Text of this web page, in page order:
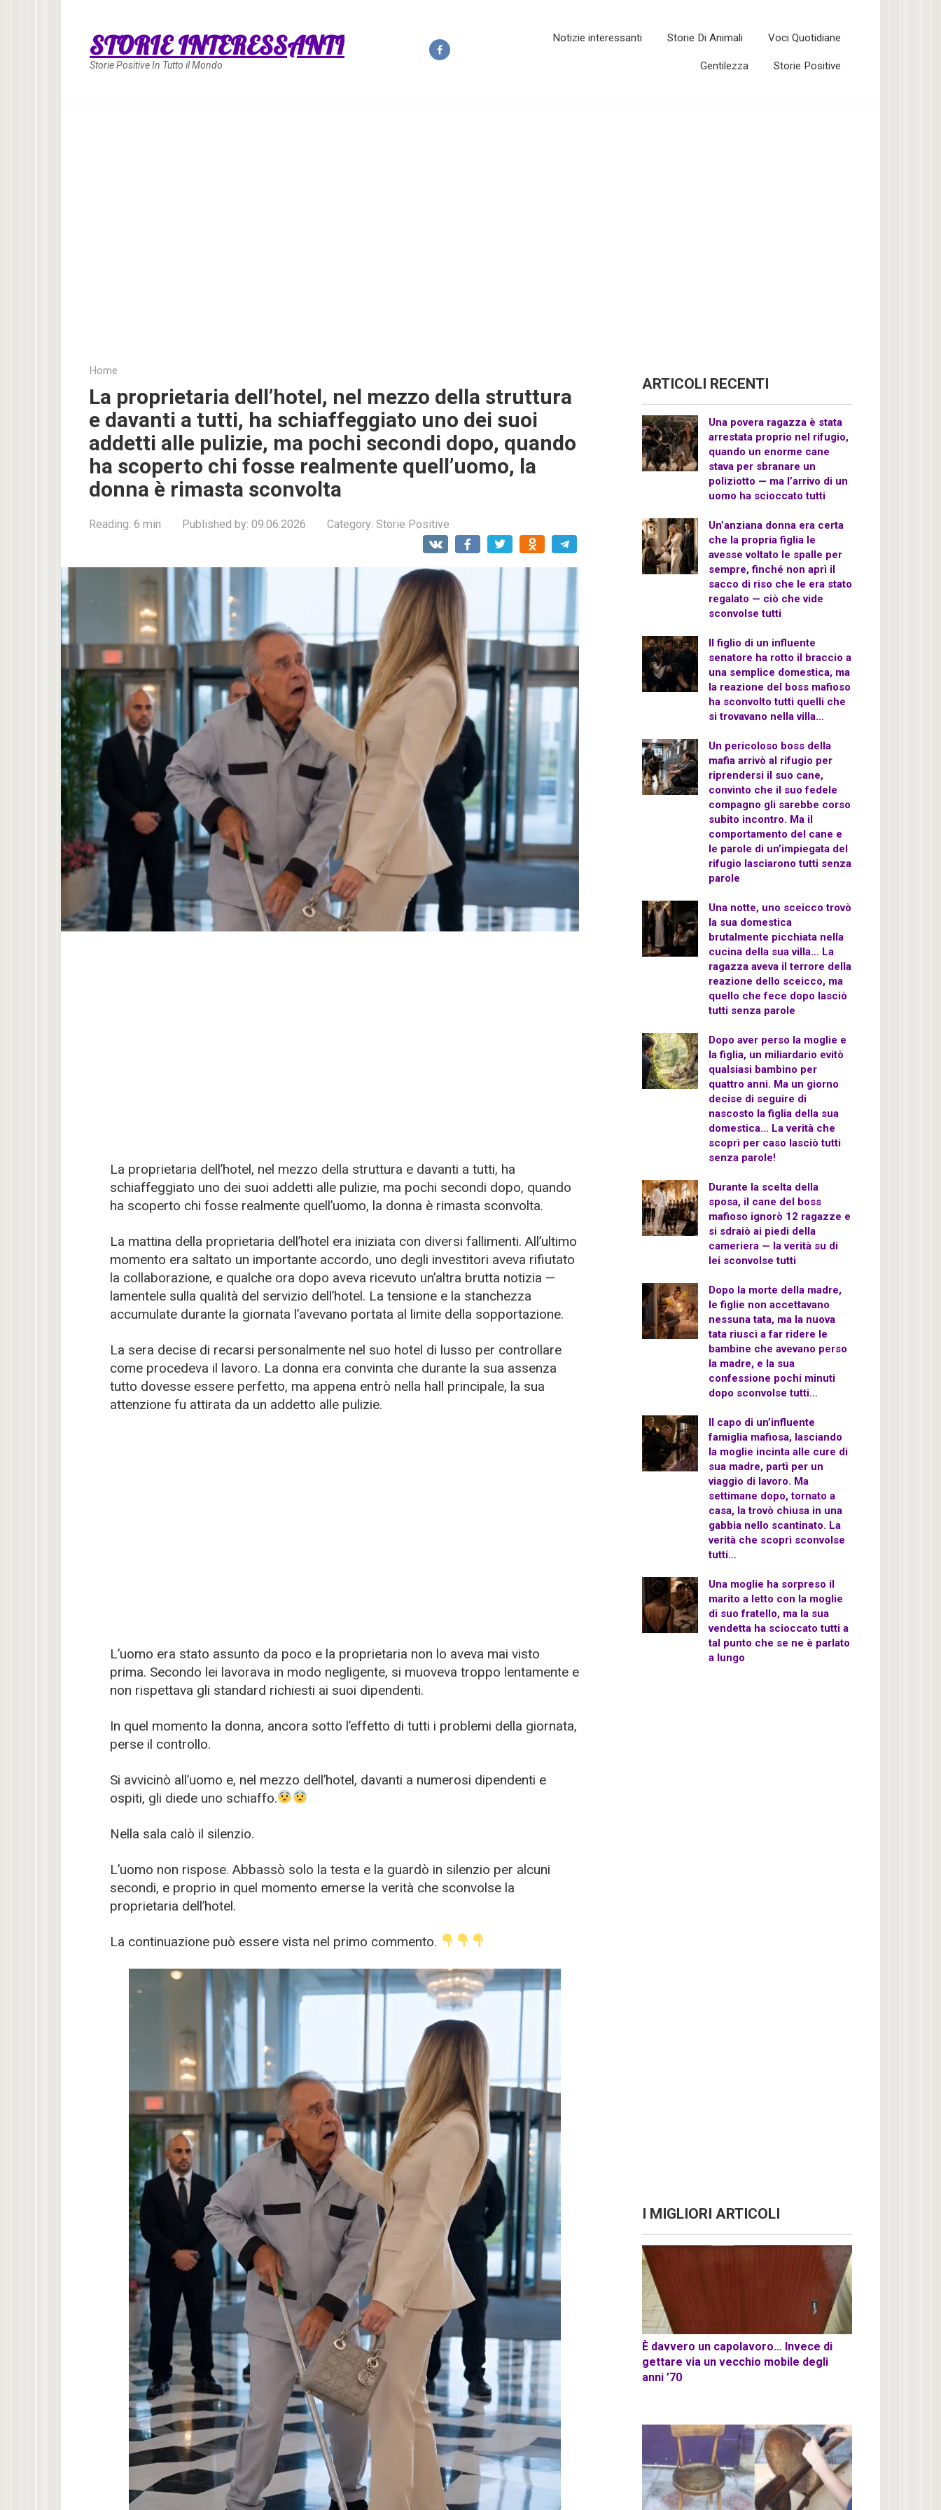
STORIE INTERESSANTI
Storie Positive In Tutto il Mondo
Notizie interessanti Storie Di Animali Voci Quotidiane
Gentilezza Storie Positive
Home
La proprietaria dell’hotel, nel mezzo della struttura
e davanti a tutti, ha schiaffeggiato uno dei suoi
addetti alle pulizie, ma pochi secondi dopo, quando
ha scoperto chi fosse realmente quell’uomo, la
donna è rimasta sconvolta
Reading: 6 min Published by: 09.06.2026 Category: Storie Positive
La proprietaria dell’hotel, nel mezzo della struttura e davanti a tutti, ha
schiaffeggiato uno dei suoi addetti alle pulizie, ma pochi secondi dopo, quando
ha scoperto chi fosse realmente quell’uomo, la donna è rimasta sconvolta.
La mattina della proprietaria dell’hotel era iniziata con diversi fallimenti. All’ultimo
momento era saltato un importante accordo, uno degli investitori aveva rifiutato
la collaborazione, e qualche ora dopo aveva ricevuto un’altra brutta notizia —
lamentele sulla qualità del servizio dell’hotel. La tensione e la stanchezza
accumulate durante la giornata l’avevano portata al limite della sopportazione.
La sera decise di recarsi personalmente nel suo hotel di lusso per controllare
come procedeva il lavoro. La donna era convinta che durante la sua assenza
tutto dovesse essere perfetto, ma appena entrò nella hall principale, la sua
attenzione fu attirata da un addetto alle pulizie.
L’uomo era stato assunto da poco e la proprietaria non lo aveva mai visto
prima. Secondo lei lavorava in modo negligente, si muoveva troppo lentamente e
non rispettava gli standard richiesti ai suoi dipendenti.
In quel momento la donna, ancora sotto l’effetto di tutti i problemi della giornata,
perse il controllo.
Si avvicinò all’uomo e, nel mezzo dell’hotel, davanti a numerosi dipendenti e
ospiti, gli diede uno schiaffo.
Nella sala calò il silenzio.
L’uomo non rispose. Abbassò solo la testa e la guardò in silenzio per alcuni
secondi, e proprio in quel momento emerse la verità che sconvolse la
proprietaria dell’hotel.
La continuazione può essere vista nel primo commento.
ARTICOLI RECENTI
Una povera ragazza è stata
arrestata proprio nel rifugio,
quando un enorme cane
stava per sbranare un
poliziotto — ma l’arrivo di un
uomo ha scioccato tutti
Un’anziana donna era certa
che la propria figlia le
avesse voltato le spalle per
sempre, finché non aprì il
sacco di riso che le era stato
regalato — ciò che vide
sconvolse tutti
Il figlio di un influente
senatore ha rotto il braccio a
una semplice domestica, ma
la reazione del boss mafioso
ha sconvolto tutti quelli che
si trovavano nella villa…
Un pericoloso boss della
mafia arrivò al rifugio per
riprendersi il suo cane,
convinto che il suo fedele
compagno gli sarebbe corso
subito incontro. Ma il
comportamento del cane e
le parole di un’impiegata del
rifugio lasciarono tutti senza
parole
Una notte, uno sceicco trovò
la sua domestica
brutalmente picchiata nella
cucina della sua villa… La
ragazza aveva il terrore della
reazione dello sceicco, ma
quello che fece dopo lasciò
tutti senza parole
Dopo aver perso la moglie e
la figlia, un miliardario evitò
qualsiasi bambino per
quattro anni. Ma un giorno
decise di seguire di
nascosto la figlia della sua
domestica… La verità che
scoprì per caso lasciò tutti
senza parole!
Durante la scelta della
sposa, il cane del boss
mafioso ignorò 12 ragazze e
si sdraiò ai piedi della
cameriera — la verità su di
lei sconvolse tutti
Dopo la morte della madre,
le figlie non accettavano
nessuna tata, ma la nuova
tata riuscì a far ridere le
bambine che avevano perso
la madre, e la sua
confessione pochi minuti
dopo sconvolse tutti…
Il capo di un’influente
famiglia mafiosa, lasciando
la moglie incinta alle cure di
sua madre, partì per un
viaggio di lavoro. Ma
settimane dopo, tornato a
casa, la trovò chiusa in una
gabbia nello scantinato. La
verità che scoprì sconvolse
tutti…
Una moglie ha sorpreso il
marito a letto con la moglie
di suo fratello, ma la sua
vendetta ha scioccato tutti a
tal punto che se ne è parlato
a lungo
I MIGLIORI ARTICOLI
È davvero un capolavoro… Invece di
gettare via un vecchio mobile degli
anni ’70